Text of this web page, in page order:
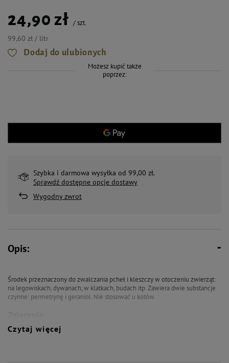
24,90 zł /szt.
99,60 zł / litr
Dodaj do ulubionych
Możesz kupić także
poprzez:
Szybka i darmowa wysyłka od 99,00 zł.
Sprawdź dostępne opcje dostawy
Wygodny zwrot
Opis:
Środek przeznaczony do zwalczania pcheł i kleszczy w otoczeniu zwierząt:
na legowiskach, dywanach, w klatkach, budach itp. Zawiera dwie substancje
czynne: permetrynę i geraniol. Nie stosować u kotów.
Wykazana badaniami 100% eliminacja:
Czytaj więcej